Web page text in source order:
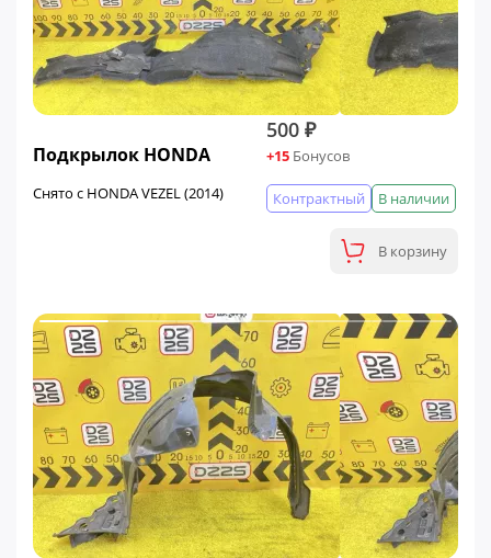
Подкрылок HONDA
Снято с HONDA VEZEL (2014)
500 ₽
+15 Бонусов
В наличии
Контрактный
В корзину